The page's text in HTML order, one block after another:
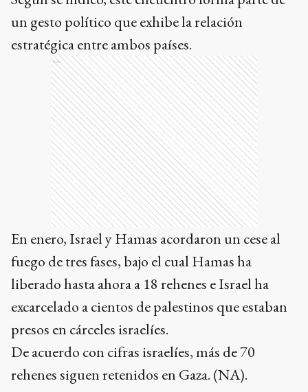
un gesto político que exhibe la relación
estratégica entre ambos países.
Ads
En enero, Israel y Hamas acordaron un cese al
fuego de tres fases, bajo el cual Hamas ha
liberado hasta ahora a 18 rehenes e Israel ha
excarcelado a cientos de palestinos que estaban
presos en cárceles israelíes.
De acuerdo con cifras israelíes, más de 70
rehenes siguen retenidos en Gaza. (NA).